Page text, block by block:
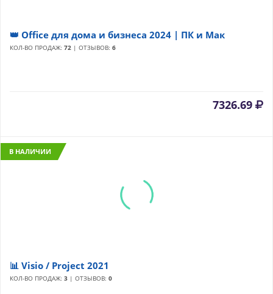
👑 Office для дома и бизнеса 2024 | ПК и Мак
КОЛ-ВО ПРОДАЖ: 72 | ОТЗЫВОВ: 6
7326.69
В НАЛИЧИИ
📊 Visio / Project 2021
КОЛ-ВО ПРОДАЖ: 3 | ОТЗЫВОВ: 0